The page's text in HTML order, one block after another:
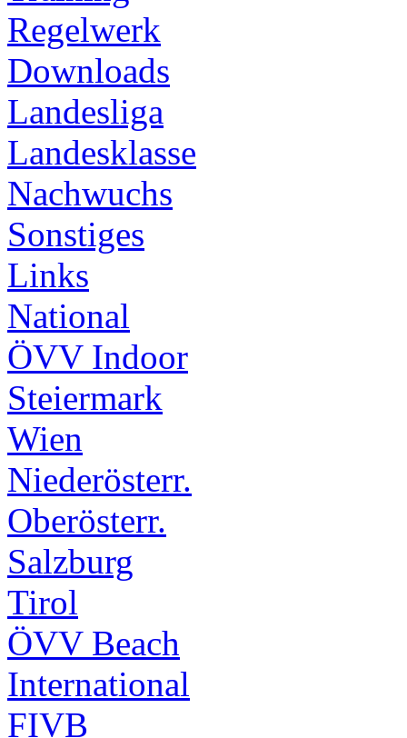
Regelwerk
Downloads
Landesliga
Landesklasse
Nachwuchs
Sonstiges
Links
National
ÖVV Indoor
Steiermark
Wien
Niederösterr.
Oberösterr.
Salzburg
Tirol
ÖVV Beach
International
FIVB